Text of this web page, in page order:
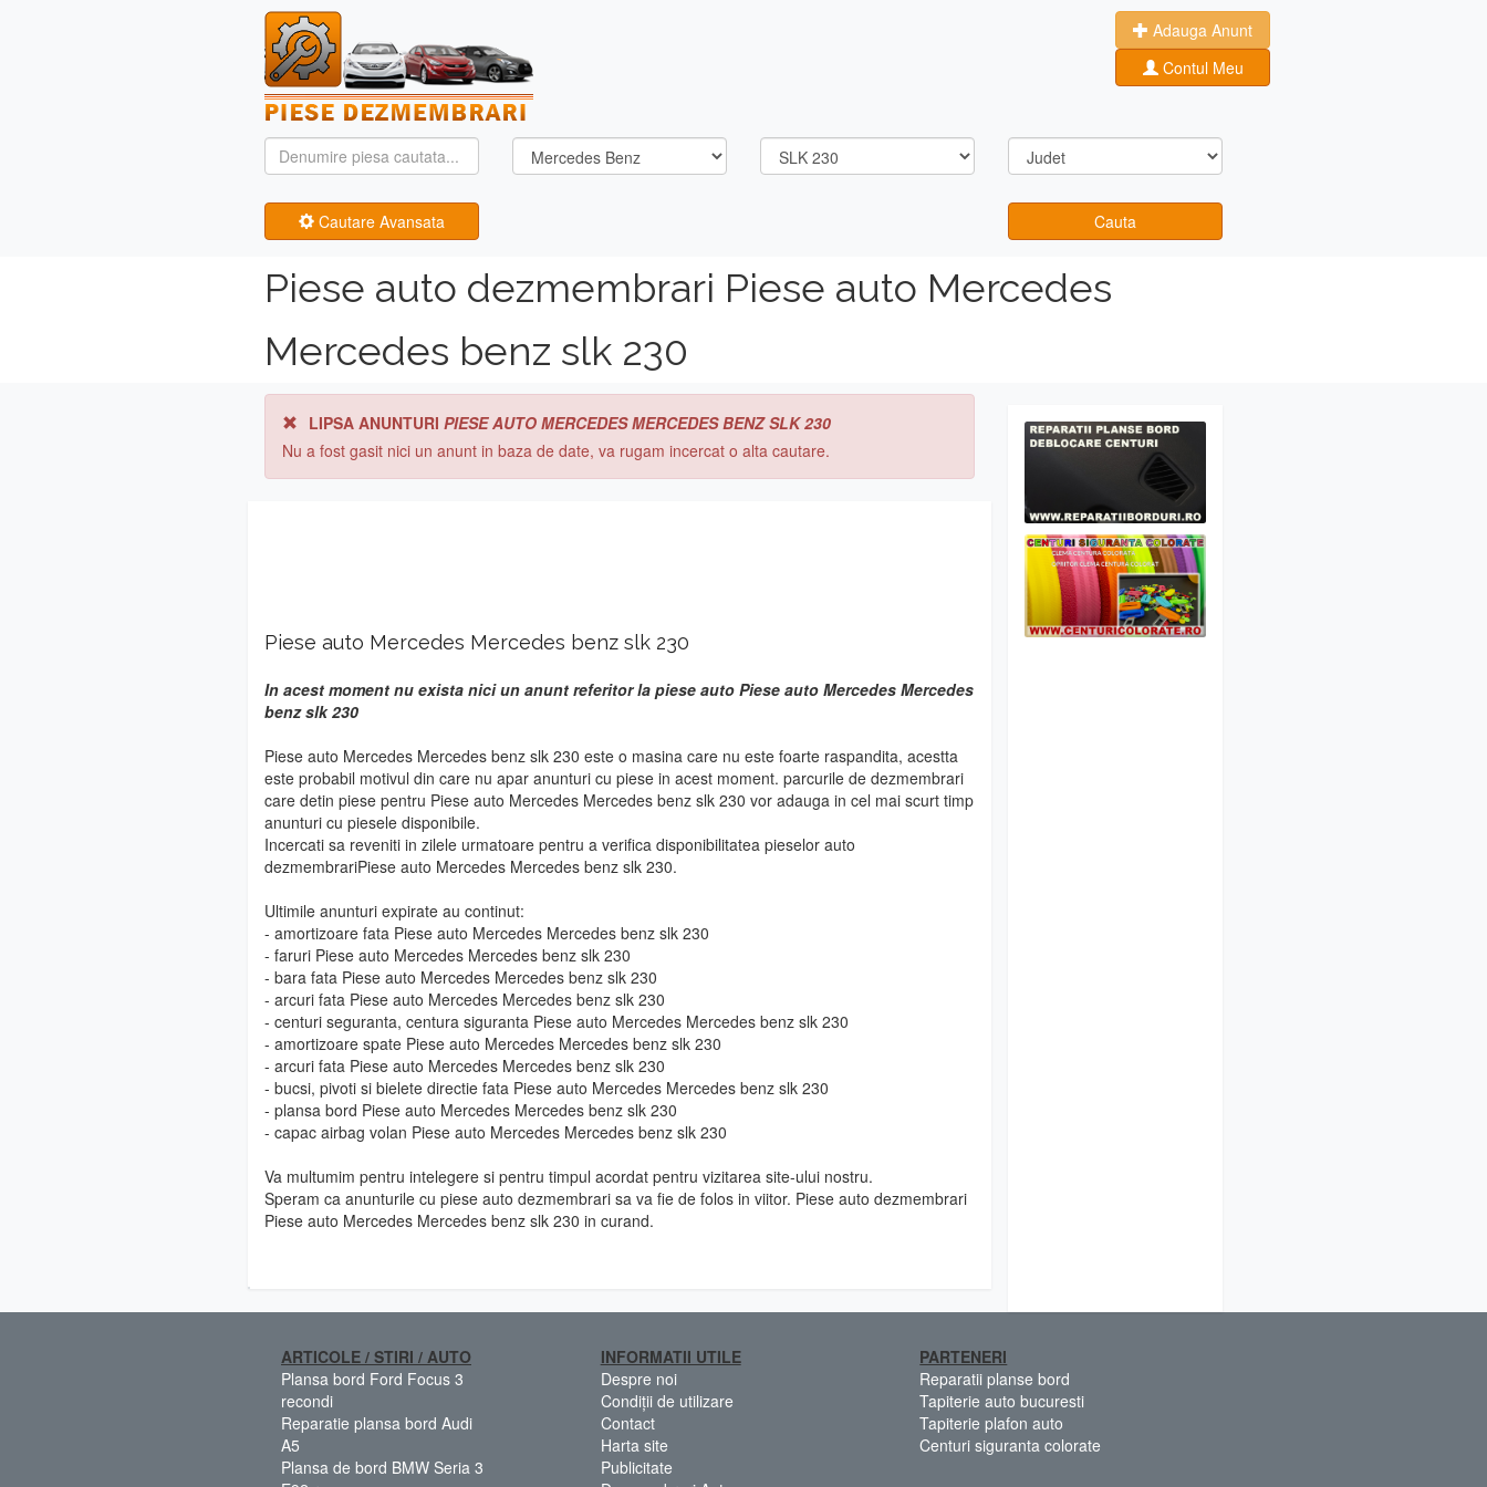
Adauga Anunt
Contul Meu
Cautare Avansata Cauta
Piese auto dezmembrari Piese auto Mercedes
Mercedes benz slk 230
LIPSA ANUNTURI PIESE AUTO MERCEDES MERCEDES BENZ SLK 230
Nu a fost gasit nici un anunt in baza de date, va rugam incercat o alta cautare.
Piese auto Mercedes Mercedes benz slk 230
In acest moment nu exista nici un anunt referitor la piese auto Piese auto Mercedes Mercedes
benz slk 230
Piese auto Mercedes Mercedes benz slk 230 este o masina care nu este foarte raspandita, acestta
este probabil motivul din care nu apar anunturi cu piese in acest moment. parcurile de dezmembrari
care detin piese pentru Piese auto Mercedes Mercedes benz slk 230 vor adauga in cel mai scurt timp
anunturi cu piesele disponibile.
Incercati sa reveniti in zilele urmatoare pentru a verifica disponibilitatea pieselor auto
dezmembrariPiese auto Mercedes Mercedes benz slk 230.
Ultimile anunturi expirate au continut:
- amortizoare fata Piese auto Mercedes Mercedes benz slk 230
- faruri Piese auto Mercedes Mercedes benz slk 230
- bara fata Piese auto Mercedes Mercedes benz slk 230
- arcuri fata Piese auto Mercedes Mercedes benz slk 230
- centuri seguranta, centura siguranta Piese auto Mercedes Mercedes benz slk 230
- amortizoare spate Piese auto Mercedes Mercedes benz slk 230
- arcuri fata Piese auto Mercedes Mercedes benz slk 230
- bucsi, pivoti si bielete directie fata Piese auto Mercedes Mercedes benz slk 230
- plansa bord Piese auto Mercedes Mercedes benz slk 230
- capac airbag volan Piese auto Mercedes Mercedes benz slk 230
Va multumim pentru intelegere si pentru timpul acordat pentru vizitarea site-ului nostru.
Speram ca anunturile cu piese auto dezmembrari sa va fie de folos in viitor. Piese auto dezmembrari
Piese auto Mercedes Mercedes benz slk 230 in curand.
ARTICOLE / STIRI / AUTO
Plansa bord Ford Focus 3
recondi
Reparatie plansa bord Audi
A5
Plansa de bord BMW Seria 3
INFORMATII UTILE
Despre noi
Condiții de utilizare
Contact
Harta site
Publicitate
PARTENERI
Reparatii planse bord
Tapiterie auto bucuresti
Tapiterie plafon auto
Centuri siguranta colorate